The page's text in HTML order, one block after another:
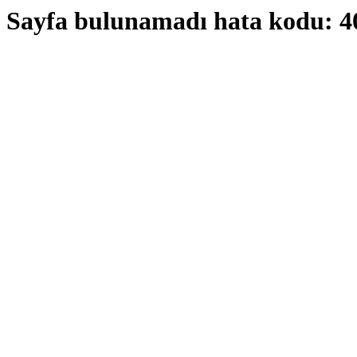
Sayfa bulunamadı hata kodu: